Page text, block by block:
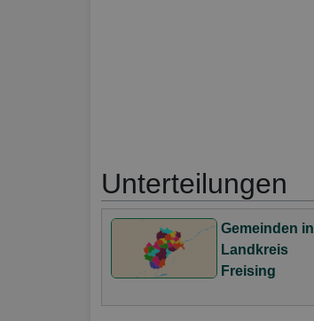
Unterteilungen
Gemeinden in
Landkreis
Freising